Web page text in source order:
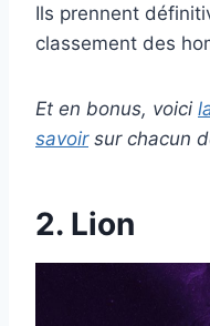
Ils prennent
classement des
Et en bonus, voici
savoirsur chacun
2. Lion